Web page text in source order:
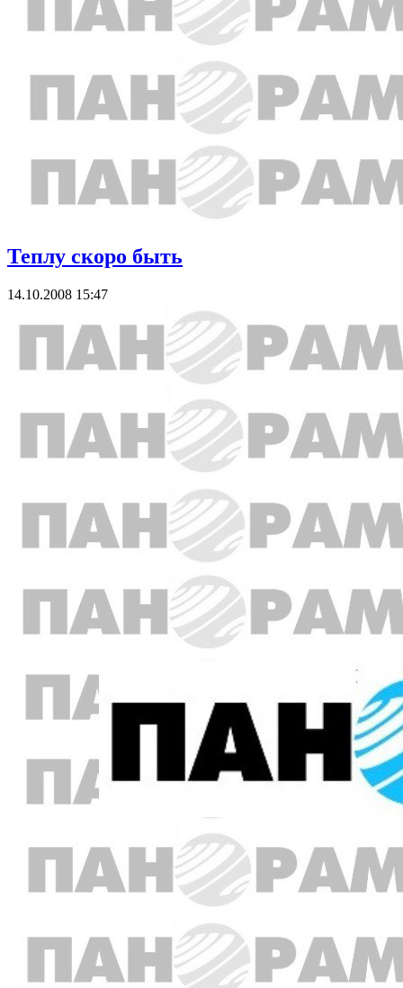
Теплу скоро быть
14.10.2008 15:47